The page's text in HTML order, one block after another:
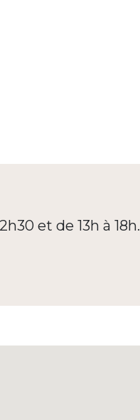
et de 13h à 18h.